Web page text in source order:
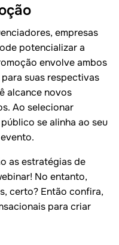
empresas
potencializar a
envolve ambos
suas respectivas
alcance novos
Ao selecionar
se alinha ao seu
as estratégias de
No entanto,
certo? Então confira,
para criar